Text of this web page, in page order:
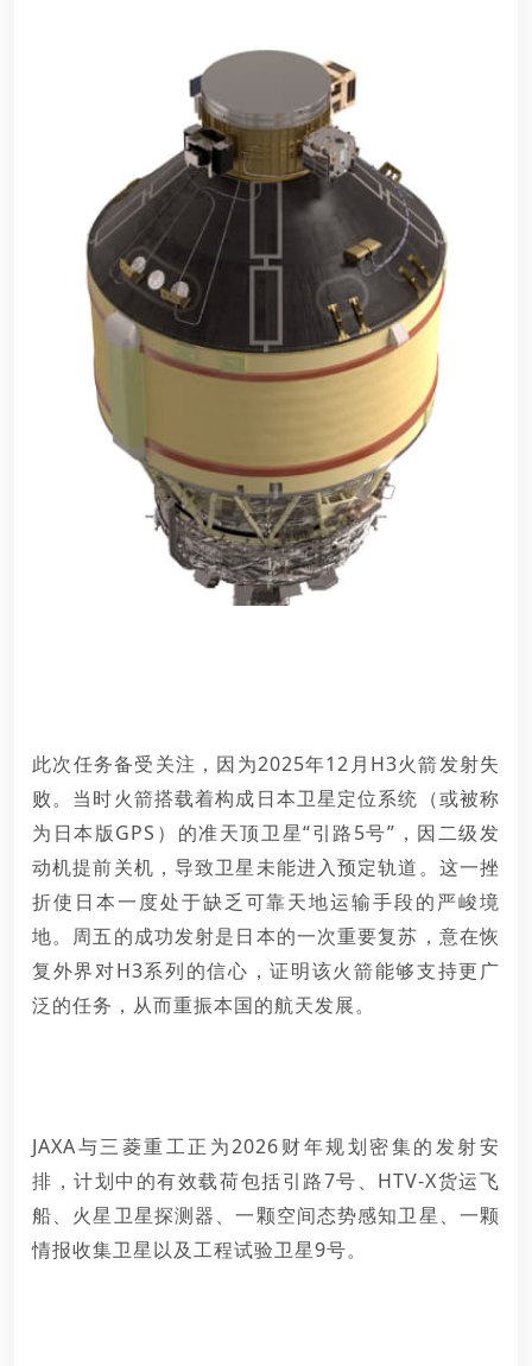
此次任务备受关注，因为2025年12月H3火箭发射失
败。当时火箭搭载着构成日本卫星定位系统（或被称
为日本版GPS）的准天顶卫星“引路5号”，因二级发
动机提前关机，导致卫星未能进入预定轨道。这一挫
折使日本一度处于缺乏可靠天地运输手段的严峻境
地。周五的成功发射是日本的一次重要复苏，意在恢
复外界对H3系列的信心，证明该火箭能够支持更广
泛的任务，从而重振本国的航天发展。
JAXA与三菱重工正为2026财年规划密集的发射安
排，计划中的有效载荷包括引路7号、HTV-X货运飞
船、火星卫星探测器、一颗空间态势感知卫星、一颗
情报收集卫星以及工程试验卫星9号。